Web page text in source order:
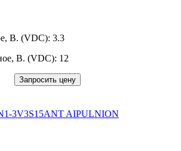
В. (VDC): 3.3
В. (VDC): 12
Запросить цену
3V3S15ANT AIPULNION